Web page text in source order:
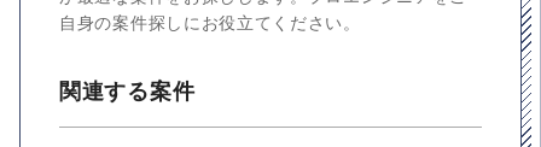
自身の案件探しにお役立てください。
関連する案件